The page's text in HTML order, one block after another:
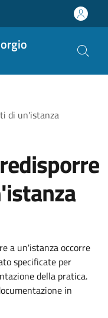
di un'istanza
a un'istanza occorre
specificate per
della pratica.
in